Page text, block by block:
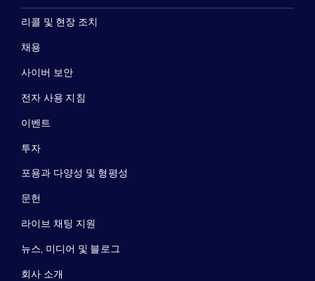
리콜 및 현장 조치
채용
사이버 보안
전자 사용 지침
이벤트
투자
포용과 다양성 및 형평성
문헌
라이브 채팅 지원
뉴스, 미디어 및 블로그
회사 소개